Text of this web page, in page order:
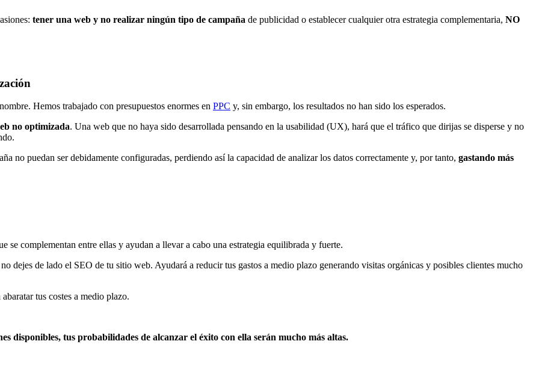
tener una web y no realizar ningún tipo de campaña de publicidad o establecer cualquier otra estrategia complementaria, NO
Hemos trabajado con presupuestos enormes en PPC y, sin embargo, los resultados no han sido los esperados.
no optimizada. Una web que no haya sido desarrollada pensando en la usabilidad (UX), hará que el tráfico que dirijas se disperse y no
no puedan ser debidamente configuradas, perdiendo así la capacidad de analizar los datos correctamente y, por tanto, gastando más
complementan entre ellas y ayudan a llevar a cabo una estrategia equilibrada y fuerte.
dejes de lado el SEO de tu sitio web. Ayudará a reducir tus gastos a medio plazo generando visitas orgánicas y posibles clientes mucho
tus costes a medio plazo.
disponibles, tus probabilidades de alcanzar el éxito con ella serán mucho más altas.